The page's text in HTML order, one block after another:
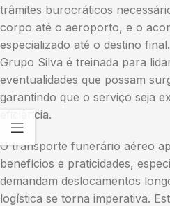
trâmites burocráticos
corpo até o aeroporto, e o
especializado até o destino
Grupo Silva é treinada para
eventualidades que possam
garantindo que o serviço seja
eficiência.
O transporte funerário aéreo
benefícios e praticidades,
demandam deslocamentos
logística se torna imperativa.